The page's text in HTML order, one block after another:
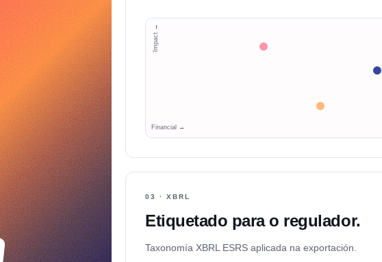
Financial →
Impact →
03 · XBRL
Etiquetado para o regulador.
Taxonomía XBRL ESRS aplicada na exportación.